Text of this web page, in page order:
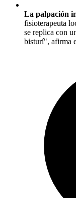
La palpación
fisioterapeuta
se replica con
bisturí", afirma